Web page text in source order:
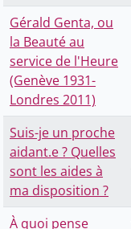
Gérald Genta, ou
la Beauté au
service de l'Heure
(Genève 1931-
Londres 2011)
Suis-je un proche
aidant.e ? Quelles
sont les aides à
ma disposition ?
À quoi pense